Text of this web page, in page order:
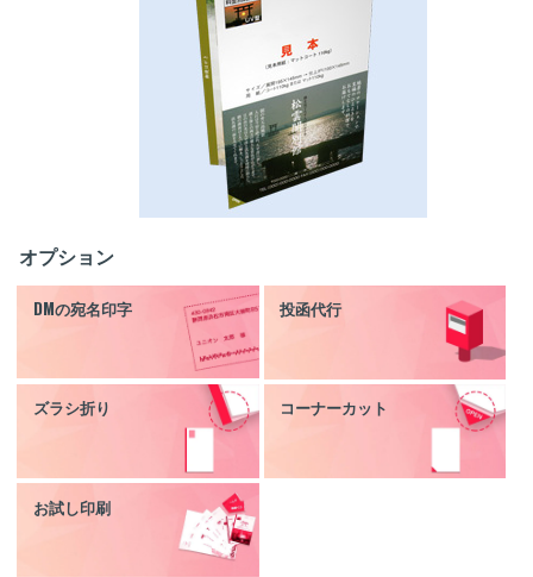
オプション
DMの宛名印字 投函代行
ズラシ折り コーナーカット
お試し印刷